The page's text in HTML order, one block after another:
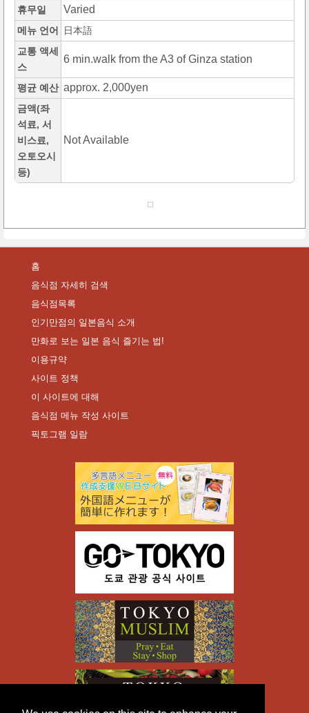
휴무일 Varied
메뉴 언어
日本語
교통 액세
스
6 min.walk from the A3 of Ginza station
평균 예산 approx. 2,000yen
금액(좌
석료, 서
비스료,
오토오시
등)
Not Available
홈
음식점 자세히 검색
음식점목록
인기만점의 일본음식 소개
만화로 보는 일본 음식 즐기는 법!
이용규약
사이트 정책
이 사이트에 대해
음식점 메뉴 작성 사이트
픽토그램 일람